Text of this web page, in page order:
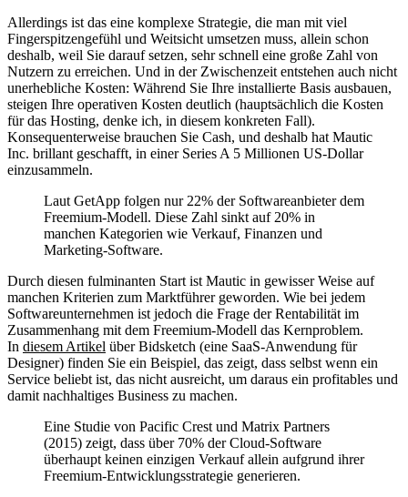
Allerdings ist das eine komplexe Strategie, die man mit viel
Fingerspitzengefühl und Weitsicht umsetzen muss, allein schon
deshalb, weil Sie darauf setzen, sehr schnell eine große Zahl von
Nutzern zu erreichen. Und in der Zwischenzeit entstehen auch nicht
unerhebliche Kosten: Während Sie Ihre installierte Basis ausbauen,
steigen Ihre operativen Kosten deutlich (hauptsächlich die Kosten
für das Hosting, denke ich, in diesem konkreten Fall).
Konsequenterweise brauchen Sie Cash, und deshalb hat Mautic
Inc. brillant geschafft, in einer Series A 5 Millionen US-Dollar
einzusammeln.
Laut GetApp folgen nur 22% der Softwareanbieter dem
Freemium-Modell. Diese Zahl sinkt auf 20% in
manchen Kategorien wie Verkauf, Finanzen und
Marketing-Software.
Durch diesen fulminanten Start ist Mautic in gewisser Weise auf
manchen Kriterien zum Marktführer geworden. Wie bei jedem
Softwareunternehmen ist jedoch die Frage der Rentabilität im
Zusammenhang mit dem Freemium-Modell das Kernproblem.
In diesem Artikel über Bidsketch (eine SaaS-Anwendung für
Designer) finden Sie ein Beispiel, das zeigt, dass selbst wenn ein
Service beliebt ist, das nicht ausreicht, um daraus ein profitables und
damit nachhaltiges Business zu machen.
Eine Studie von Pacific Crest und Matrix Partners
(2015) zeigt, dass über 70% der Cloud-Software
überhaupt keinen einzigen Verkauf allein aufgrund ihrer
Freemium-Entwicklungsstrategie generieren.